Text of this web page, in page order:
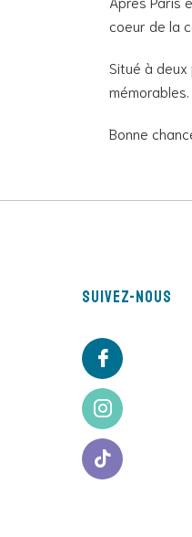
coeur de la
Situé à
Bonne
Suivez-nous